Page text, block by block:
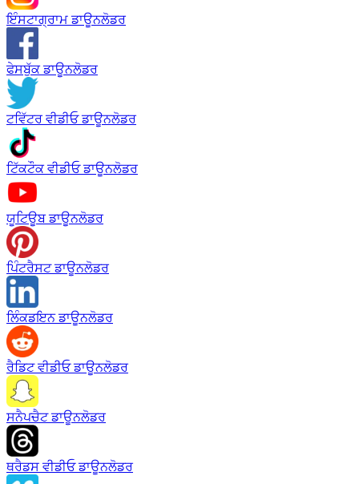
ਇੰਸਟਾਗ੍ਰਾਮ ਡਾਊਨਲੋਡਰ
ਫੇਸਬੁੱਕ ਡਾਊਨਲੋਡਰ
ਟਵਿੱਟਰ ਵੀਡੀਓ ਡਾਊਨਲੋਡਰ
ਟਿੱਕਟੌਕ ਵੀਡੀਓ ਡਾਊਨਲੋਡਰ
ਯੂਟਿਊਬ ਡਾਊਨਲੋਡਰ
ਪਿੰਟਰੈਸਟ ਡਾਊਨਲੋਡਰ
ਲਿੰਕਡਇਨ ਡਾਊਨਲੋਡਰ
ਰੈਡਿਟ ਵੀਡੀਓ ਡਾਊਨਲੋਡਰ
ਸਨੈਪਚੈਟ ਡਾਊਨਲੋਡਰ
ਥਰੈਡਸ ਵੀਡੀਓ ਡਾਊਨਲੋਡਰ